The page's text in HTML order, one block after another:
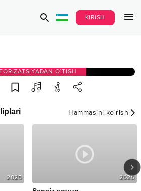
KIRISH
O‘TISH
Hammasini ko‘rish
2025 2025